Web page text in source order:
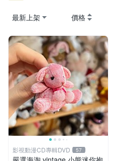
最新上架 價格
影視動漫CD專輯DVD 57